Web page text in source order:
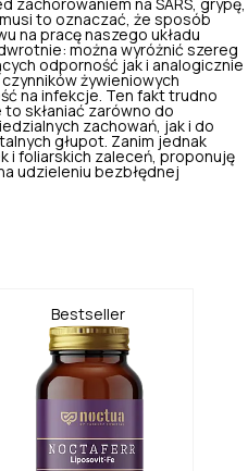
zachorowaniem na SARS, grypę,
to oznaczać, że sposób
na pracę naszego układu
można wyróżnić szereg
odporność jak i analogicznie
żywieniowych
na infekcje. Ten fakt trudno
skłaniać zarówno do
zachowań, jak i do
głupot. Zanim jednak
i foliarskich zaleceń, proponuję
udzieleniu bezbłędnej
Bestseller